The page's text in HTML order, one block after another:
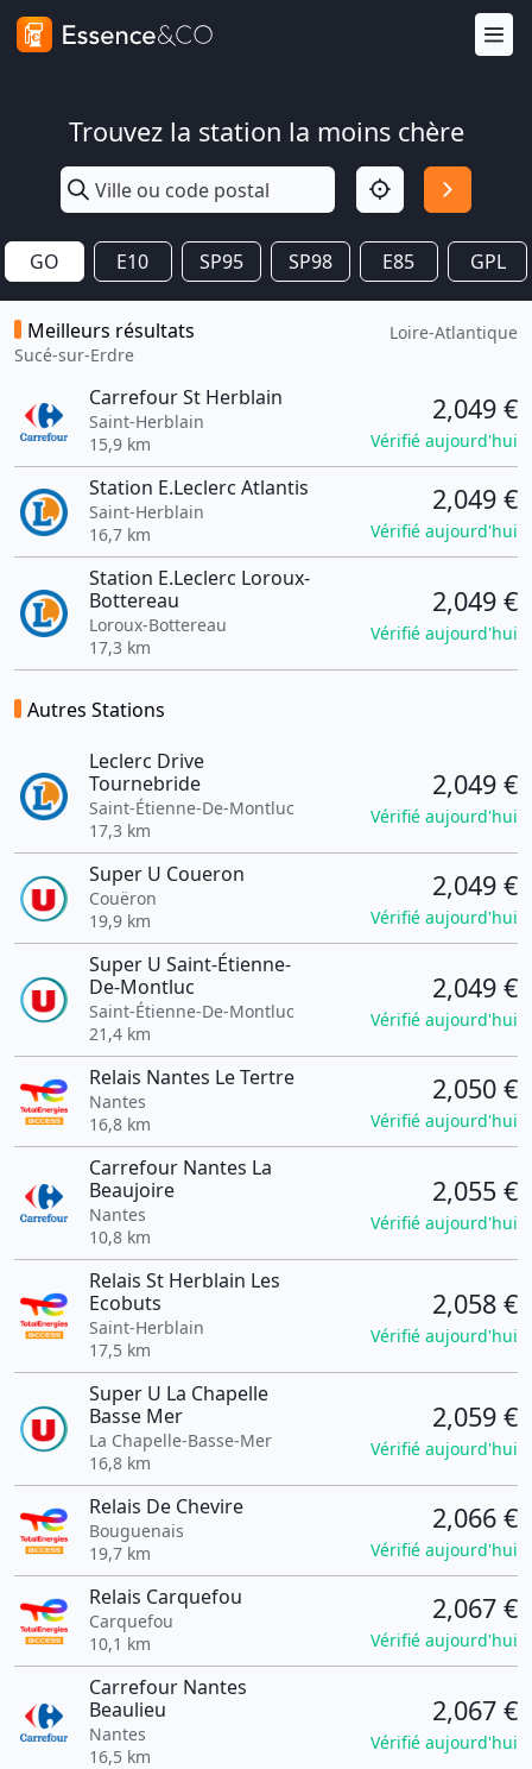
Trouvez la station la moins chère
GO E10 SP95 SP98 E85 GPL
Meilleurs résultats
Sucé-sur-Erdre
Loire-Atlantique
Carrefour St Herblain
Saint-Herblain
15,9 km
2,049 €
Vérifié aujourd'hui
Station E.Leclerc Atlantis
Saint-Herblain
16,7 km
2,049 €
Vérifié aujourd'hui
Station E.Leclerc Loroux-
Bottereau
Loroux-Bottereau
17,3 km
2,049 €
Vérifié aujourd'hui
Autres Stations
Leclerc Drive
Tournebride
Saint-Étienne-De-Montluc
17,3 km
2,049 €
Vérifié aujourd'hui
Super U Coueron
Couëron
19,9 km
2,049 €
Vérifié aujourd'hui
Super U Saint-Étienne-
De-Montluc
Saint-Étienne-De-Montluc
21,4 km
2,049 €
Vérifié aujourd'hui
Relais Nantes Le Tertre
Nantes
16,8 km
2,050 €
Vérifié aujourd'hui
Carrefour Nantes La
Beaujoire
Nantes
10,8 km
2,055 €
Vérifié aujourd'hui
Relais St Herblain Les
Ecobuts
Saint-Herblain
17,5 km
2,058 €
Vérifié aujourd'hui
Super U La Chapelle
Basse Mer
La Chapelle-Basse-Mer
16,8 km
2,059 €
Vérifié aujourd'hui
Relais De Chevire
Bouguenais
19,7 km
2,066 €
Vérifié aujourd'hui
Relais Carquefou
Carquefou
10,1 km
2,067 €
Vérifié aujourd'hui
Carrefour Nantes
Beaulieu
Nantes
16,5 km
2,067 €
Vérifié aujourd'hui